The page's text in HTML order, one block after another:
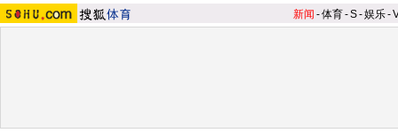
新闻 -体育-S-娱乐-